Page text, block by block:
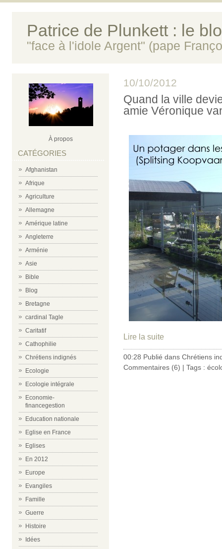
Patrice de Plunkett : le
"face à l'idole Argent" (pape
À propos
CATÉGORIES
Afghanistan
Afrique
Agriculture
Allemagne
Amérique latine
Angleterre
Arménie
Asie
Bible
Blog
Bretagne
cardinal Tagle
Caritatif
Cathophilie
Chrétiens indignés
Ecologie
Ecologie intégrale
Economie-
financegestion
Education nationale
Eglise en France
Eglises
En 2012
Europe
Evangiles
Famille
Guerre
Histoire
Idées
10/10/2012
Quand la ville
amie Véronique
Lire la suite
00:28 Publié dans Chrétiens
Commentaires (6) | Tags :